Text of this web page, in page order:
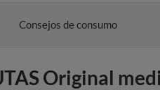
Consejos de consumo
Original